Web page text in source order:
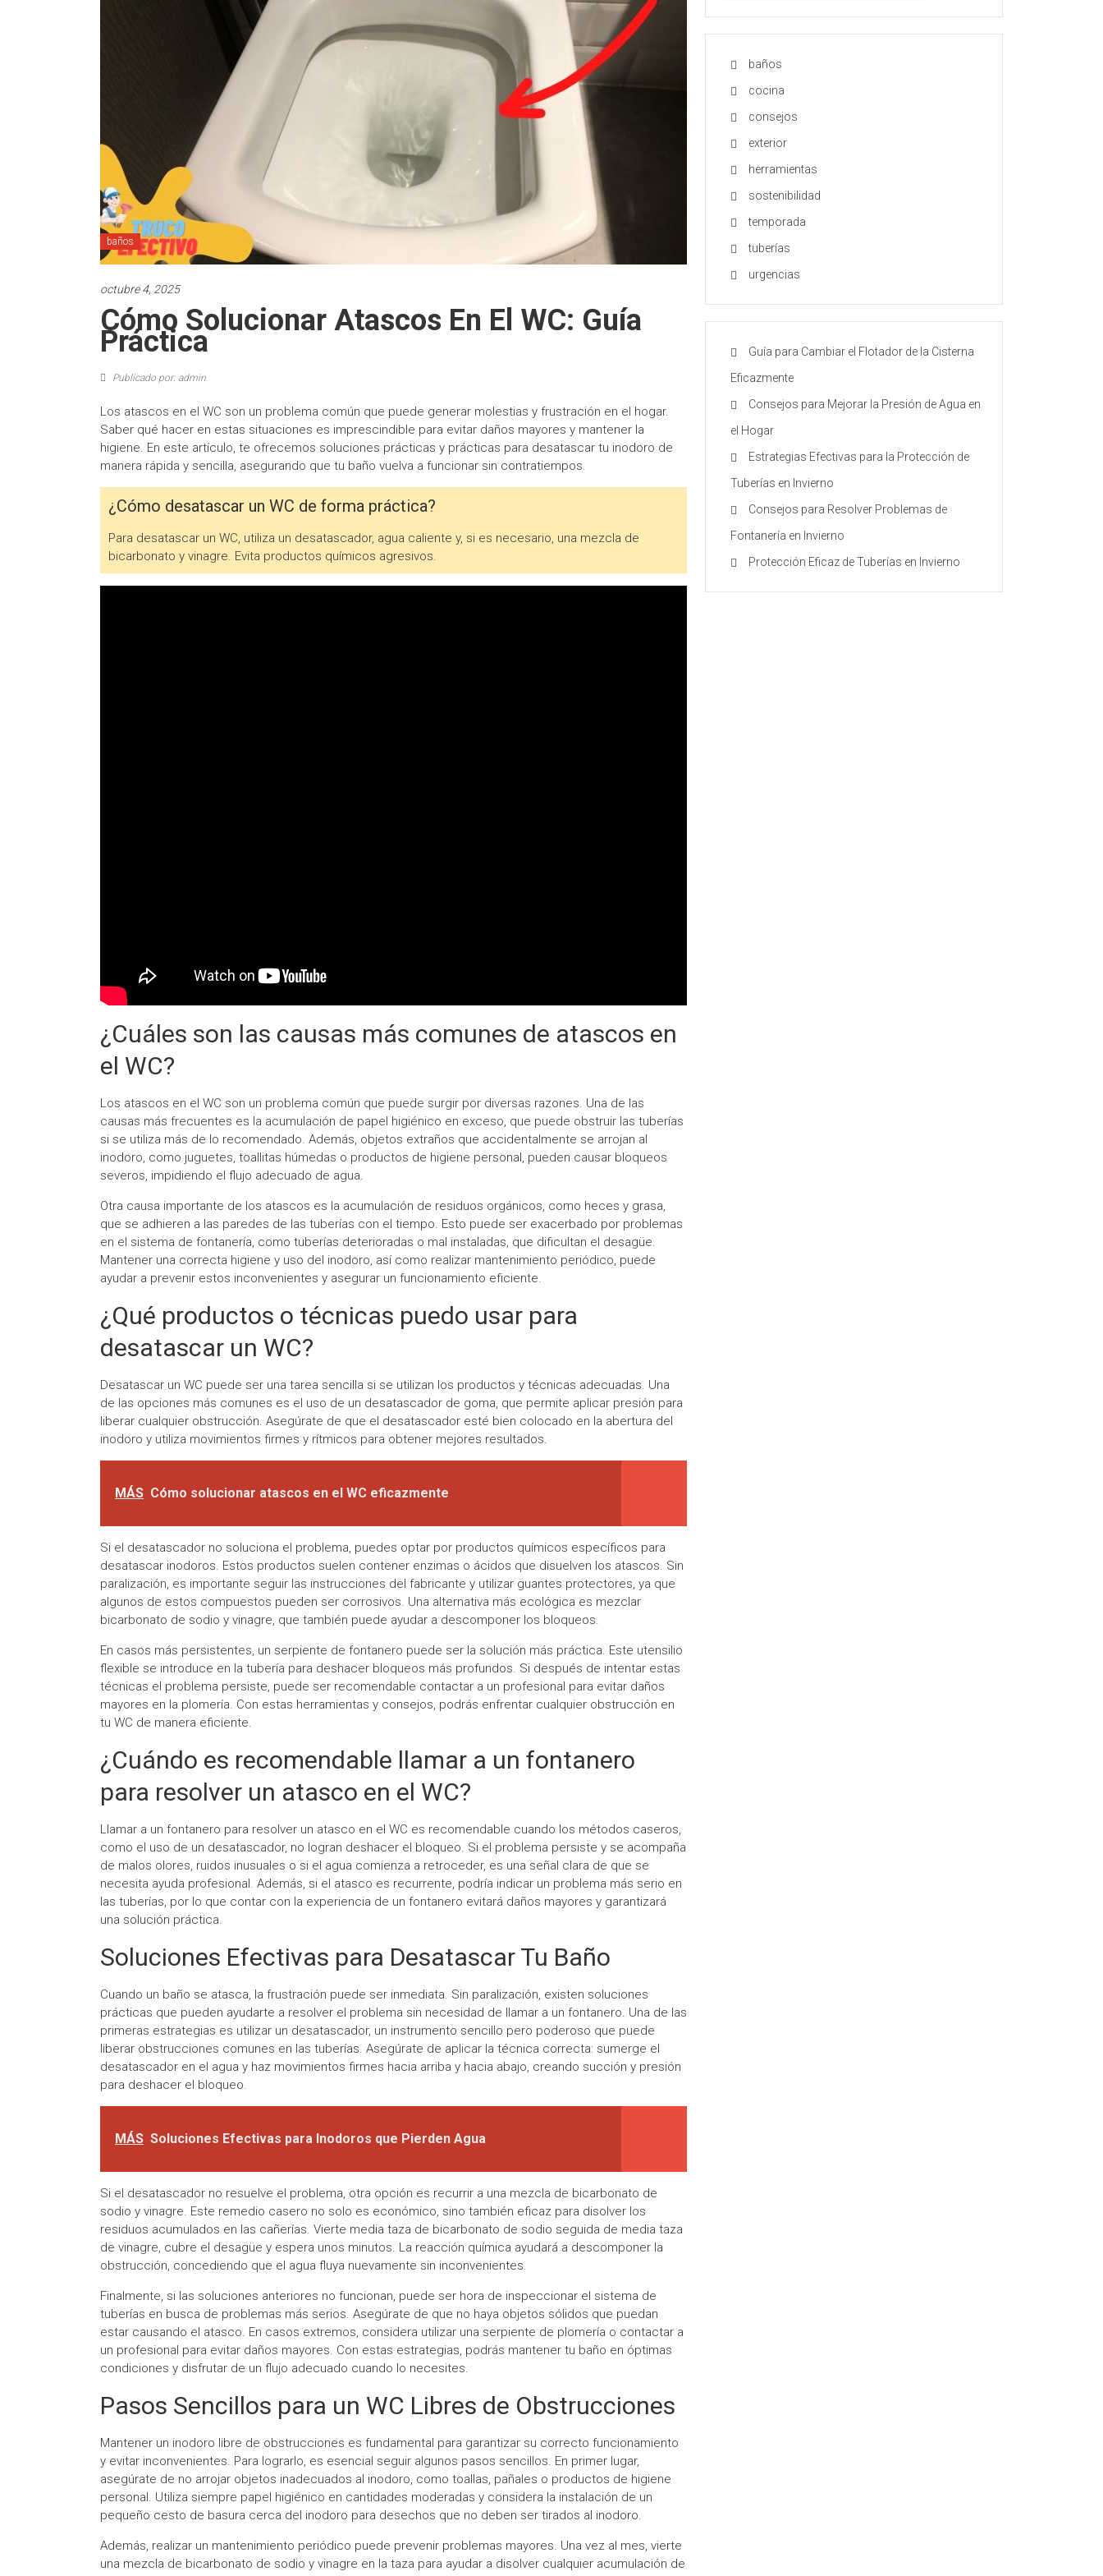
baños
octubre 4, 2025
Cómo Solucionar Atascos En El WC: Guía
Práctica
Publicado por: admin
Los atascos en el WC son un problema común que puede generar molestias y frustración en el hogar.
Saber qué hacer en estas situaciones es imprescindible para evitar daños mayores y mantener la
higiene. En este artículo, te ofrecemos soluciones prácticas y prácticas para desatascar tu inodoro de
manera rápida y sencilla, asegurando que tu baño vuelva a funcionar sin contratiempos.
¿Cómo desatascar un WC de forma práctica?
Para desatascar un WC, utiliza un desatascador, agua caliente y, si es necesario, una mezcla de
bicarbonato y vinagre. Evita productos químicos agresivos.
¿Cuáles son las causas más comunes de atascos en
el WC?
Los atascos en el WC son un problema común que puede surgir por diversas razones. Una de las
causas más frecuentes es la acumulación de papel higiénico en exceso, que puede obstruir las tuberías
si se utiliza más de lo recomendado. Además, objetos extraños que accidentalmente se arrojan al
inodoro, como juguetes, toallitas húmedas o productos de higiene personal, pueden causar bloqueos
severos, impidiendo el flujo adecuado de agua.
Otra causa importante de los atascos es la acumulación de residuos orgánicos, como heces y grasa,
que se adhieren a las paredes de las tuberías con el tiempo. Esto puede ser exacerbado por problemas
en el sistema de fontanería, como tuberías deterioradas o mal instaladas, que dificultan el desagüe.
Mantener una correcta higiene y uso del inodoro, así como realizar mantenimiento periódico, puede
ayudar a prevenir estos inconvenientes y asegurar un funcionamiento eficiente.
¿Qué productos o técnicas puedo usar para
desatascar un WC?
Desatascar un WC puede ser una tarea sencilla si se utilizan los productos y técnicas adecuadas. Una
de las opciones más comunes es el uso de un desatascador de goma, que permite aplicar presión para
liberar cualquier obstrucción. Asegúrate de que el desatascador esté bien colocado en la abertura del
inodoro y utiliza movimientos firmes y rítmicos para obtener mejores resultados.
MÁS Cómo solucionar atascos en el WC eficazmente
Si el desatascador no soluciona el problema, puedes optar por productos químicos específicos para
desatascar inodoros. Estos productos suelen contener enzimas o ácidos que disuelven los atascos. Sin
paralización, es importante seguir las instrucciones del fabricante y utilizar guantes protectores, ya que
algunos de estos compuestos pueden ser corrosivos. Una alternativa más ecológica es mezclar
bicarbonato de sodio y vinagre, que también puede ayudar a descomponer los bloqueos.
En casos más persistentes, un serpiente de fontanero puede ser la solución más práctica. Este utensilio
flexible se introduce en la tubería para deshacer bloqueos más profundos. Si después de intentar estas
técnicas el problema persiste, puede ser recomendable contactar a un profesional para evitar daños
mayores en la plomería. Con estas herramientas y consejos, podrás enfrentar cualquier obstrucción en
tu WC de manera eficiente.
¿Cuándo es recomendable llamar a un fontanero
para resolver un atasco en el WC?
Llamar a un fontanero para resolver un atasco en el WC es recomendable cuando los métodos caseros,
como el uso de un desatascador, no logran deshacer el bloqueo. Si el problema persiste y se acompaña
de malos olores, ruidos inusuales o si el agua comienza a retroceder, es una señal clara de que se
necesita ayuda profesional. Además, si el atasco es recurrente, podría indicar un problema más serio en
las tuberías, por lo que contar con la experiencia de un fontanero evitará daños mayores y garantizará
una solución práctica.
Soluciones Efectivas para Desatascar Tu Baño
Cuando un baño se atasca, la frustración puede ser inmediata. Sin paralización, existen soluciones
prácticas que pueden ayudarte a resolver el problema sin necesidad de llamar a un fontanero. Una de las
primeras estrategias es utilizar un desatascador, un instrumento sencillo pero poderoso que puede
liberar obstrucciones comunes en las tuberías. Asegúrate de aplicar la técnica correcta: sumerge el
desatascador en el agua y haz movimientos firmes hacia arriba y hacia abajo, creando succión y presión
para deshacer el bloqueo.
MÁS Soluciones Efectivas para Inodoros que Pierden Agua
Si el desatascador no resuelve el problema, otra opción es recurrir a una mezcla de bicarbonato de
sodio y vinagre. Este remedio casero no solo es económico, sino también eficaz para disolver los
residuos acumulados en las cañerías. Vierte media taza de bicarbonato de sodio seguida de media taza
de vinagre, cubre el desagüe y espera unos minutos. La reacción química ayudará a descomponer la
obstrucción, concediendo que el agua fluya nuevamente sin inconvenientes.
Finalmente, si las soluciones anteriores no funcionan, puede ser hora de inspeccionar el sistema de
tuberías en busca de problemas más serios. Asegúrate de que no haya objetos sólidos que puedan
estar causando el atasco. En casos extremos, considera utilizar una serpiente de plomería o contactar a
un profesional para evitar daños mayores. Con estas estrategias, podrás mantener tu baño en óptimas
condiciones y disfrutar de un flujo adecuado cuando lo necesites.
Pasos Sencillos para un WC Libres de Obstrucciones
Mantener un inodoro libre de obstrucciones es fundamental para garantizar su correcto funcionamiento
y evitar inconvenientes. Para lograrlo, es esencial seguir algunos pasos sencillos. En primer lugar,
asegúrate de no arrojar objetos inadecuados al inodoro, como toallas, pañales o productos de higiene
personal. Utiliza siempre papel higiénico en cantidades moderadas y considera la instalación de un
pequeño cesto de basura cerca del inodoro para desechos que no deben ser tirados al inodoro.
Además, realizar un mantenimiento periódico puede prevenir problemas mayores. Una vez al mes, vierte
una mezcla de bicarbonato de sodio y vinagre en la taza para ayudar a disolver cualquier acumulación de
baños
cocina
consejos
exterior
herramientas
sostenibilidad
temporada
tuberías
urgencias
Guía para Cambiar el Flotador de la Cisterna
Eficazmente
Consejos para Mejorar la Presión de Agua en
el Hogar
Estrategias Efectivas para la Protección de
Tuberías en Invierno
Consejos para Resolver Problemas de
Fontanería en Invierno
Protección Eficaz de Tuberías en Invierno